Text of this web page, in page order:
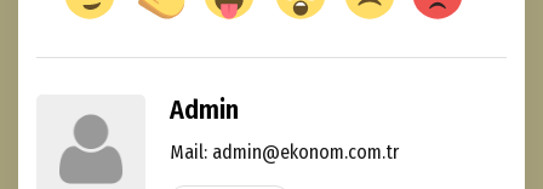
Admin
Mail: admin@ekonom.com.tr